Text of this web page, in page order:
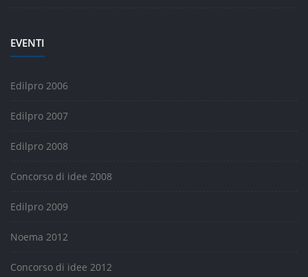
EVENTI
Edilpro 2006
Edilpro 2007
Edilpro 2008
Concorso di idee 2008
Edilpro 2009
Noema 2012
Concorso di idee 2012